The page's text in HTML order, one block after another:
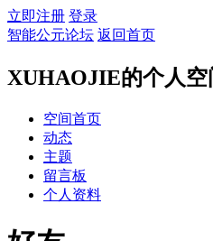
立即注册 登录
智能公元论坛 返回首页
XUHAOJIE的个人空
空间首页
动态
主题
留言板
个人资料